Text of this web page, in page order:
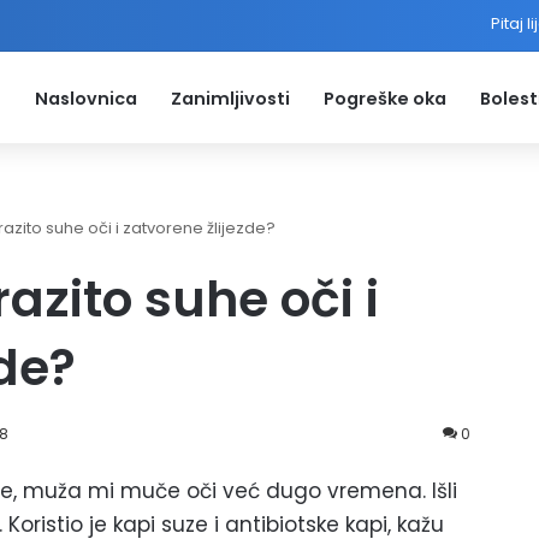
Pitaj
Naslovnica Zanimljivosti Pogreške oka
suhe oči i zatvorene žlijezde?
suhe oči i
0
muža mi muče oči već dugo vremena. Išli
je kapi suze i antibiotske kapi, kažu